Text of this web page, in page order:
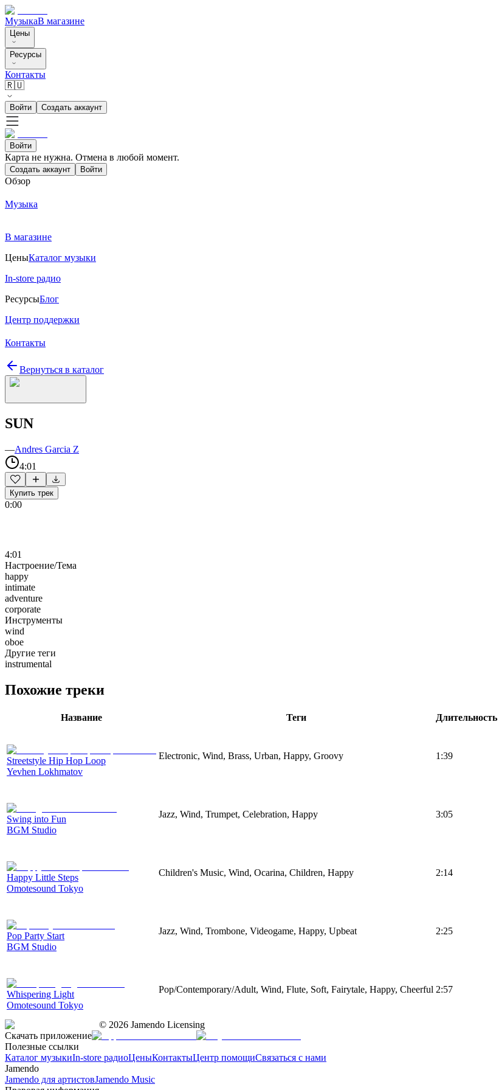
МузыкаВ магазине
Цены
Ресурсы
Контакты
🇷🇺
Войти Создать аккаунт
Войти
Карта не нужна. Отмена в любой момент.
Создать аккаунт Войти
Обзор
Музыка
В магазине
ЦеныКаталог музыки
In-store радио
РесурсыБлог
Центр поддержки
Контакты
Вернуться в каталог
SUN
—Andres Garcia Z
4:01
Купить трек
0:00
4:01
Настроение/Тема
happy
intimate
adventure
corporate
Инструменты
wind
oboe
Другие теги
instrumental
Похожие треки
Название Теги Длительность
Streetstyle Hip Hop Loop
Yevhen Lokhmatov
Electronic, Wind, Brass, Urban, Happy, Groovy 1:39
Swing into Fun
BGM Studio
Jazz, Wind, Trumpet, Celebration, Happy 3:05
Happy Little Steps
Omotesound Tokyo
Children's Music, Wind, Ocarina, Children, Happy 2:14
Pop Party Start
BGM Studio
Jazz, Wind, Trombone, Videogame, Happy, Upbeat 2:25
Whispering Light
Omotesound Tokyo
Pop/Contemporary/Adult, Wind, Flute, Soft, Fairytale, Happy, Cheerful 2:57
© 2026 Jamendo Licensing
Скачать приложение
Полезные ссылки
Каталог музыкиIn-store радиоЦеныКонтактыЦентр помощиСвязаться с нами
Jamendo
Jamendo для артистовJamendo Music